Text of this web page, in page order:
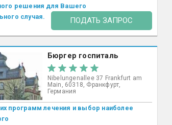
решения для Вашего
случая.
ПОДАТЬ ЗАПРОС
Бюргер госпиталь
Nibelungenallee 37 Frankfurt am
Main, 60318, Франкфурт,
Германия
программ лечения и выбор наиболее